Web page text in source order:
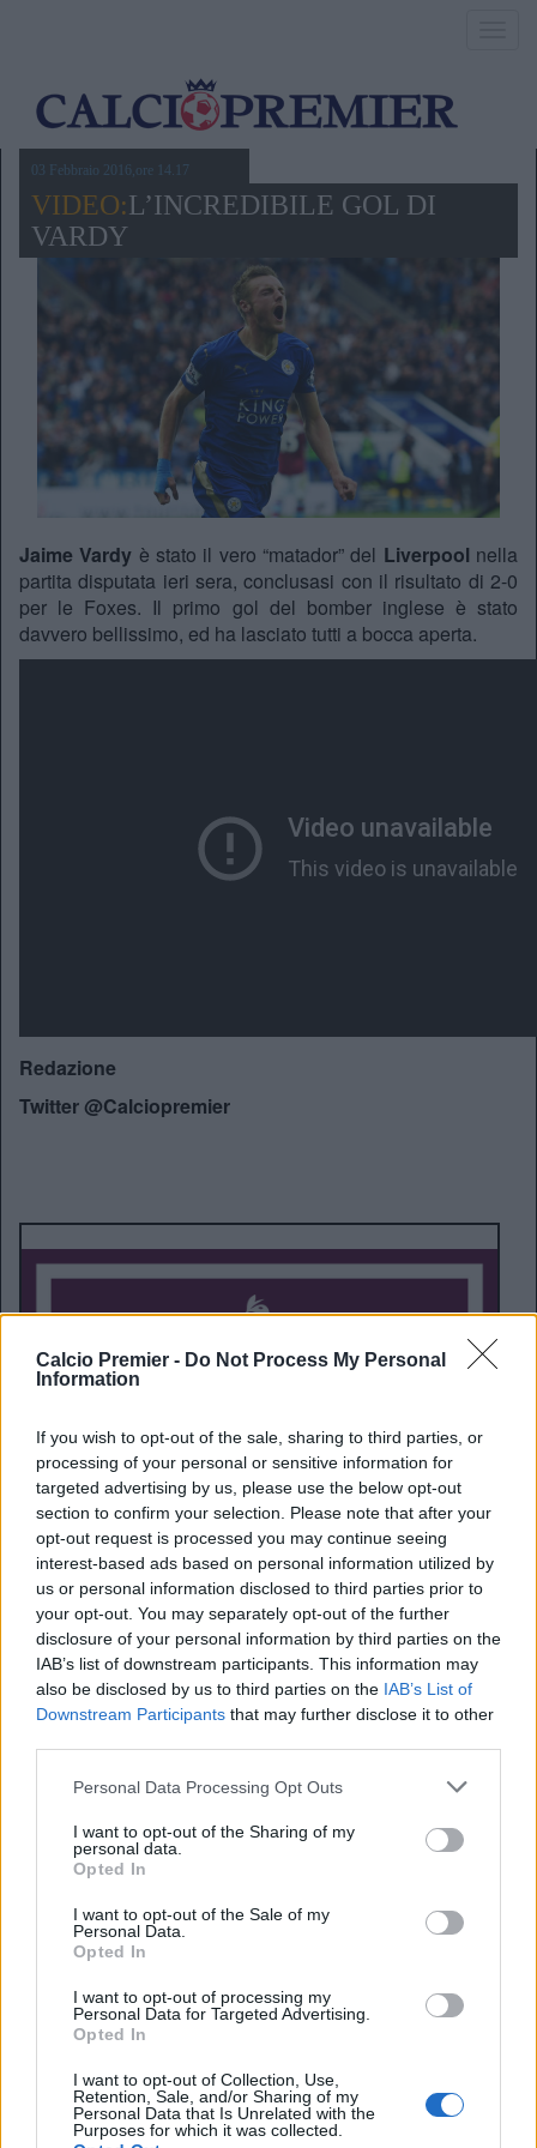
Calcio Premier - Do Not Process My Personal
Information
If you wish to opt-out of the sale, sharing to third parties, or
processing of your personal or sensitive information for
targeted advertising by us, please use the below opt-out
section to confirm your selection. Please note that after your
opt-out request is processed you may continue seeing
interest-based ads based on personal information utilized by
us or personal information disclosed to third parties prior to
your opt-out. You may separately opt-out of the further
disclosure of your personal information by third parties on the
IAB’s list of downstream participants. This information may
also be disclosed by us to third parties on the IAB’s List of
Downstream Participants that may further disclose it to other
Personal Data Processing Opt Outs
I want to opt-out of the Sharing of my
personal data.
Opted In
I want to opt-out of the Sale of my
Personal Data.
Opted In
I want to opt-out of processing my
Personal Data for Targeted Advertising.
Opted In
I want to opt-out of Collection, Use,
Retention, Sale, and/or Sharing of my
Personal Data that Is Unrelated with the
Purposes for which it was collected.
03 Febbraio 2016,ore 14.17
VIDEO:L’INCREDIBILE GOL DI
VARDY
Jaime Vardy è stato il vero “matador” del Liverpool nella
partita disputata ieri sera, conclusasi con il risultato di 2-0
per le Foxes. Il primo gol del bomber inglese è stato
davvero bellissimo, ed ha lasciato tutti a bocca aperta.
Redazione
Twitter @Calciopremier
Anno di Fondazione:1882
Turf Moore (21.945)
Città: Burnley
Presidente:Alan Pace
Manager:Scott Parker
ALBO D'ORO
Premier League:
League Cup:2